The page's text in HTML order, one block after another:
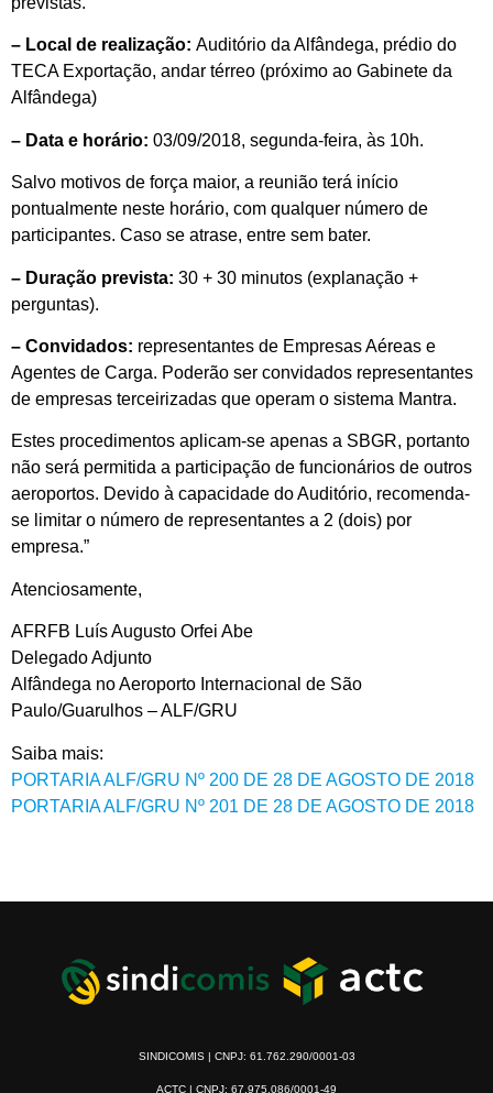
– Local de realização: Auditório da Alfândega, prédio do
TECA Exportação, andar térreo (próximo ao Gabinete da
Alfândega)
– Data e horário: 03/09/2018, segunda-feira, às 10h.
Salvo motivos de força maior, a reunião terá início
pontualmente neste horário, com qualquer número de
participantes. Caso se atrase, entre sem bater.
– Duração prevista: 30 + 30 minutos (explanação +
perguntas).
– Convidados: representantes de Empresas Aéreas e
Agentes de Carga. Poderão ser convidados representantes
de empresas terceirizadas que operam o sistema Mantra.
Estes procedimentos aplicam-se apenas a SBGR, portanto
não será permitida a participação de funcionários de outros
aeroportos. Devido à capacidade do Auditório, recomenda-
se limitar o número de representantes a 2 (dois) por
empresa.”
Atenciosamente,
AFRFB Luís Augusto Orfei Abe
Delegado Adjunto
Alfândega no Aeroporto Internacional de São
Paulo/Guarulhos – ALF/GRU
Saiba mais:
PORTARIA ALF/GRU Nº 200 DE 28 DE AGOSTO DE 2018
PORTARIA ALF/GRU Nº 201 DE 28 DE AGOSTO DE 2018
SINDICOMIS | CNPJ: 61.762.290/0001-03
ACTC | CNPJ: 67.975.086/0001-49